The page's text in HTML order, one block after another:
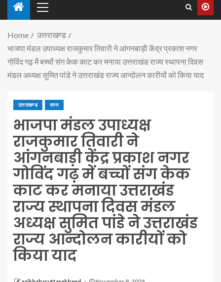
Home
उत्तराखण्ड
भाजपा मंडल उपाध्यक्ष राजकुमार तिवारी ने आंगनबाड़ी केंद्र प्रकाश नगर
गोविंद गढ़ में बच्चों संग केक काट कर मनाया उत्तराखंड राज्य स्थापना दिवस
मंडल अध्यक्ष सुमित पांडे ने उत्तराखंड राज्य आन्दोलन कारीयों को किया याद
उत्तराखण्ड राज्य
भाजपा मंडल उपाध्यक्ष
राजकुमार तिवारी ने
आंगनबाड़ी केंद्र प्रकाश नगर
गोविंद गढ़ में बच्चों संग केक
काट कर मनाया उत्तराखंड
राज्य स्थापना दिवस मंडल
अध्यक्ष सुमित पांडे ने उत्तराखंड
राज्य आन्दोलन कारीयों को
किया याद